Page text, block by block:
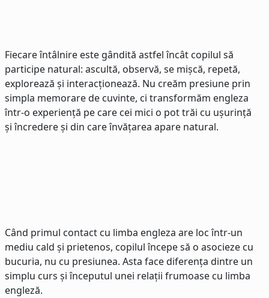
Fiecare întâlnire este gândită astfel încât copilul să
participe natural: ascultă, observă, se mișcă, repetă,
explorează și interacționează. Nu creăm presiune prin
simpla memorare de cuvinte, ci transformăm engleza
într-o experiență pe care cei mici o pot trăi cu ușurință
și încredere și din care învățarea apare natural.
Când primul contact cu limba engleza are loc într-un
mediu cald și prietenos, copilul începe să o asocieze cu
bucuria, nu cu presiunea. Asta face diferența dintre un
simplu curs și începutul unei relații frumoase cu limba
engleză.